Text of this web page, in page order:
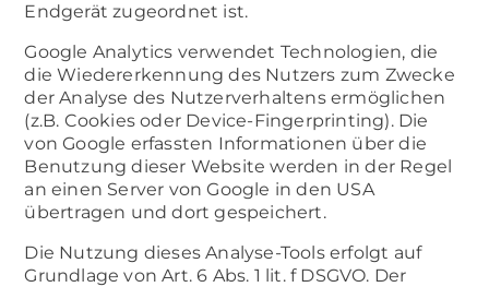
Endgerät zugeordnet ist.
Google Analytics verwendet Technologien, die
die Wiedererkennung des Nutzers zum Zwecke
der Analyse des Nutzerverhaltens ermöglichen
(z.B. Cookies oder Device-Fingerprinting). Die
von Google erfassten Informationen über die
Benutzung dieser Website werden in der Regel
an einen Server von Google in den USA
übertragen und dort gespeichert.
Die Nutzung dieses Analyse-Tools erfolgt auf
Grundlage von Art. 6 Abs. 1 lit. f DSGVO. Der